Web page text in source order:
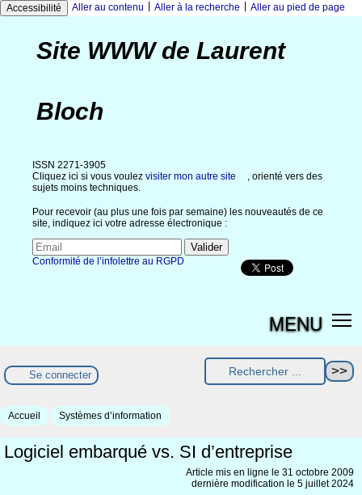
Accessibilité Aller au contenu Aller à la recherche Aller au pied de page
Site WWW de Laurent
Bloch
ISSN 2271-3905
Cliquez ici si vous voulez visiter mon autre site
, orienté vers des
sujets moins techniques.
Pour recevoir (au plus une fois par semaine) les nouveautés de ce
site, indiquez ici votre adresse électronique :
Conformité de l’infolettre au RGPD
MENU
Se connecter
Accueil Systèmes d’information
Logiciel embarqué vs. SI d’entreprise
Article mis en ligne le 31 octobre 2009
dernière modification le 5 juillet 2024